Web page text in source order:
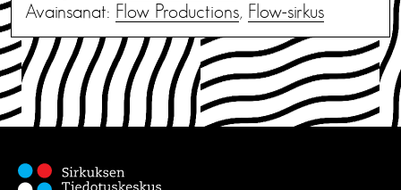
Avainsanat: Flow Productions, Flow-sirkus